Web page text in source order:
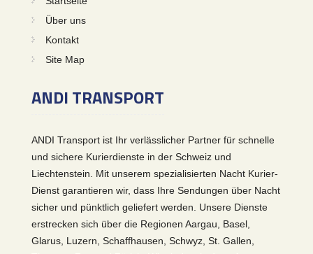
Über uns
Kontakt
Site Map
ANDI TRANSPORT
ANDI Transport ist Ihr verlässlicher Partner für schnelle
und sichere Kurierdienste in der Schweiz und
Liechtenstein. Mit unserem spezialisierten Nacht Kurier-
Dienst garantieren wir, dass Ihre Sendungen über Nacht
sicher und pünktlich geliefert werden. Unsere Dienste
erstrecken sich über die Regionen Aargau, Basel,
Glarus, Luzern, Schaffhausen, Schwyz, St. Gallen,